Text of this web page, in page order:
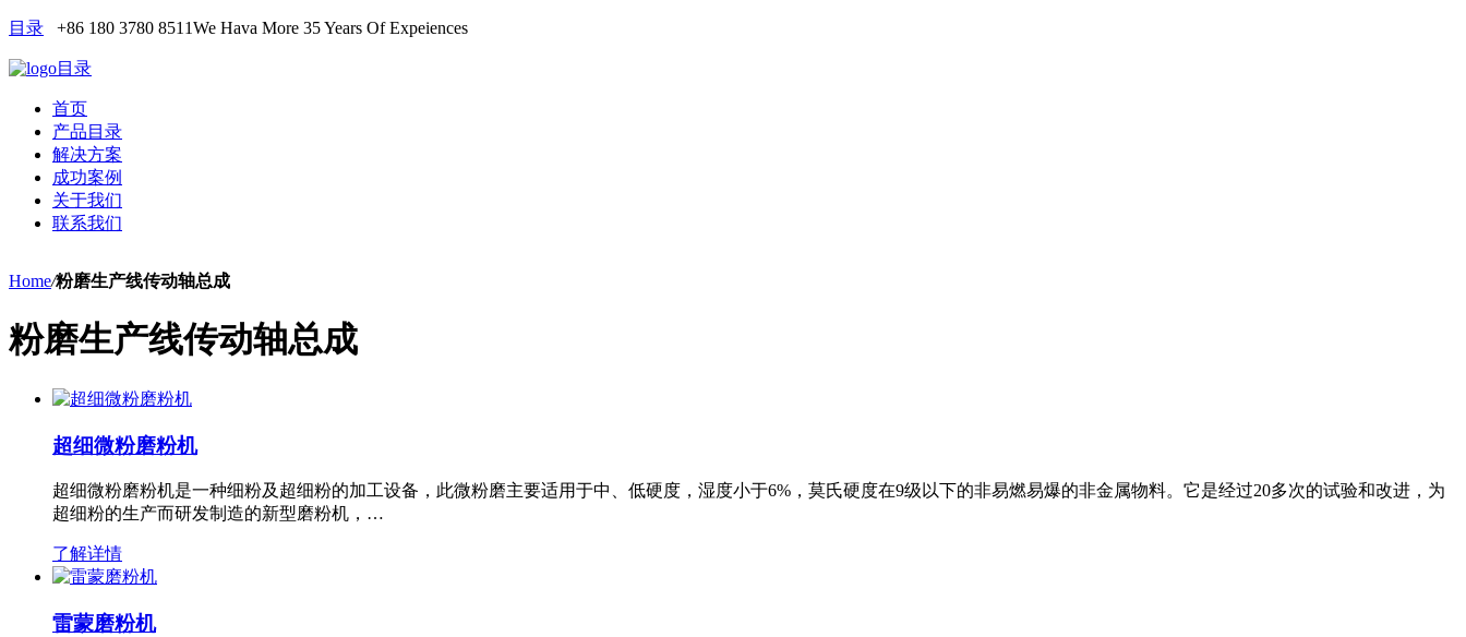
目录 +86 180 3780 8511We Hava More 35 Years Of Expeiences
目录
首页
产品目录
解决方案
成功案例
关于我们
联系我们
Home/粉磨生产线传动轴总成
粉磨生产线传动轴总成
超细微粉磨粉机
超细微粉磨粉机是一种细粉及超细粉的加工设备，此微粉磨主要适用于中、低硬度，湿度小于6%，莫氏硬度在9级以下的非易燃易爆的非金属物料。它是经过20多次的试验和改进，为
超细粉的生产而研发制造的新型磨粉机，…
了解详情
雷蒙磨粉机